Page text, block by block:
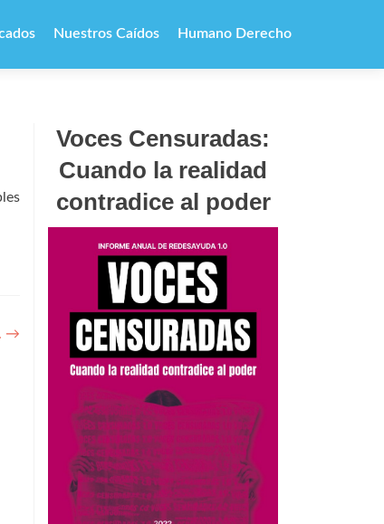
Nuestros Caídos Humano Derecho
→
Voces Censuradas:
Cuando la realidad
contradice al poder